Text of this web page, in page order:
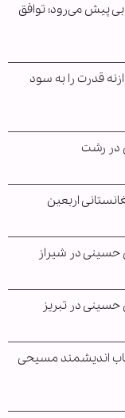
پیش می‌رود؛ توافق
قدرت را به سود
در رشت
اربعین
حسینی در شیراز
حسینی در تبریز
اندیشمند مسیحی